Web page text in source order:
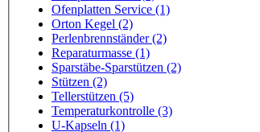
Ofenplatten Service (1)
Orton Kegel (2)
Perlenbrennständer (2)
Reparaturmasse (1)
Sparstäbe-Sparstützen (2)
Stützen (2)
Tellerstützen (5)
Temperaturkontrolle (3)
U-Kapseln (1)